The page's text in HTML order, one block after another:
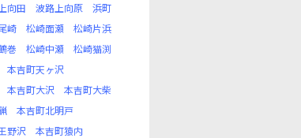
向田 波路上向原
浜町
崎 松崎面瀬
松崎片浜
巻 松崎中瀬
松崎猫渕
本吉町天ヶ沢
本吉町大沢
本吉町大柴
本吉町北明戸
野沢
本吉町猿内